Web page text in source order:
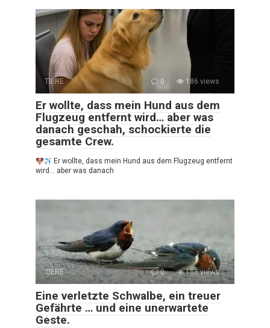
TIERE 0 186 views
Er wollte, dass mein Hund aus dem
Flugzeug entfernt wird… aber was
danach geschah, schockierte die
gesamte Crew.
Er wollte, dass mein Hund aus dem Flugzeug entfernt
wird… aber was danach
TIERE 0 188 views
Eine verletzte Schwalbe, ein treuer
Gefährte … und eine unerwartete
Geste.